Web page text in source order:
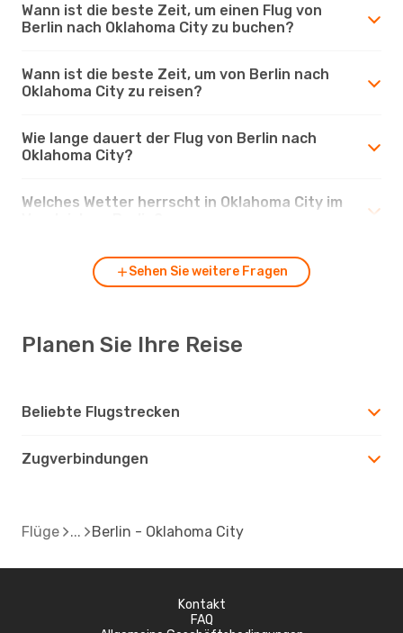
Wann ist die beste Zeit, um einen Flug von
Berlin nach Oklahoma City zu buchen?
Wann ist die beste Zeit, um von Berlin nach
Oklahoma City zu reisen?
Wie lange dauert der Flug von Berlin nach
Oklahoma City?
Welches Wetter herrscht in Oklahoma City im
Sehen Sie weitere Fragen
Planen Sie Ihre Reise
Beliebte Flugstrecken
Zugverbindungen
Flüge Berlin - Oklahoma City
Kontakt
FAQ